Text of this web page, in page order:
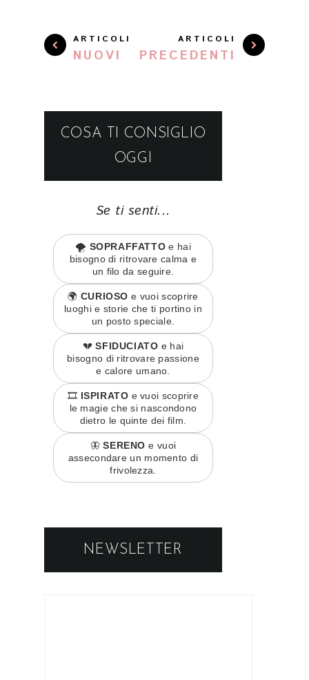
ARTICOLI
NUOVI
ARTICOLI
PRECEDENTI
COSA TI CONSIGLIO
OGGI
Se ti senti...
🌪️ SOPRAFFATTO e hai
bisogno di ritrovare calma e
un filo da seguire.
🌍 CURIOSO e vuoi scoprire
luoghi e storie che ti portino in
un posto speciale.
💔SFIDUCIATO e hai
bisogno di ritrovare passione
e calore umano.
🎞️ ISPIRATO e vuoi scoprire
le magie che si nascondono
dietro le quinte dei film.
🦋SERENO e vuoi
assecondare un momento di
frivolezza.
NEWSLETTER